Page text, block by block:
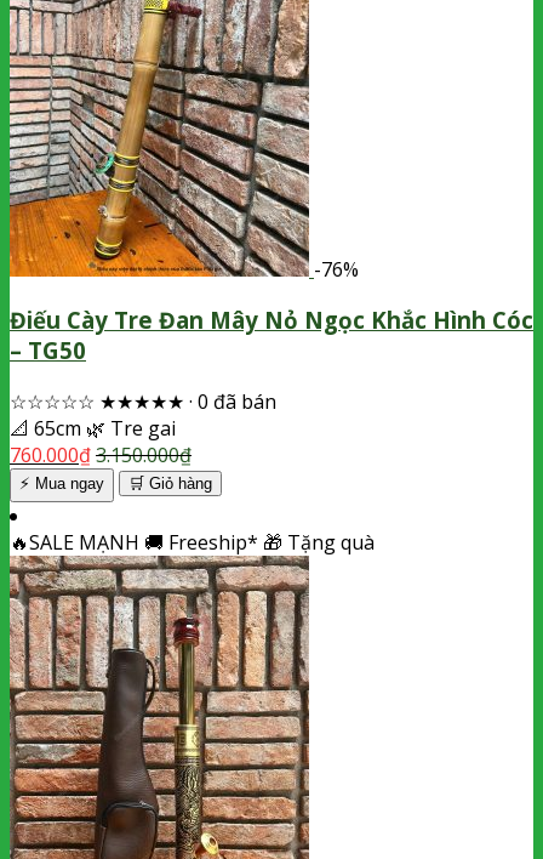
-76%
Điếu Cày Tre Đan Mây Nỏ Ngọc Khắc Hình Cóc
– TG50
☆☆☆☆☆ ★★★★★ · 0 đã bán
📐 65cm 🌿 Tre gai
760.000₫3.150.000₫
⚡ Mua ngay 🛒 Giỏ hàng
🔥SALE MẠNH 🚚 Freeship* 🎁 Tặng quà